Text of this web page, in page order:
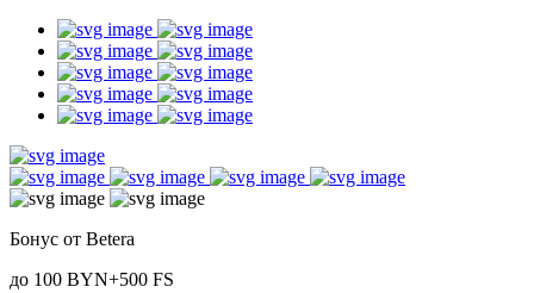
Бонус от Betera
до 100 BYN+500 FS